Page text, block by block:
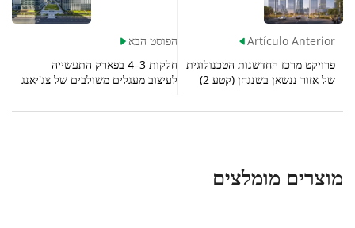
 Artículo Anterior
פרויקט מרכז החדשנות הטכנולוגית
של אזור ננשאן בשנגחן (קטע 2)
הפוסט הבא 
חלקות 3–4 בפארק התעשייה
לעיצוב מעגלים משולבים של צג'יאנג
שنغחאי)
מוצרים מומלצים